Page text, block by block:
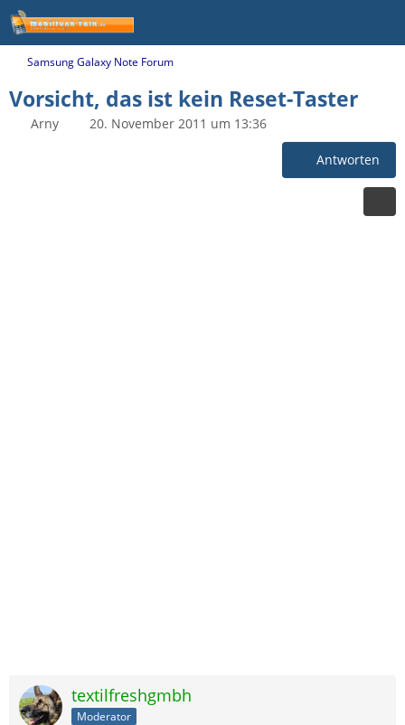
Samsung Galaxy Note Forum
Vorsicht, das ist kein Reset-Taster
Arny 20. November 2011 um 13:36
Antworten
textilfreshgmbh
Moderator